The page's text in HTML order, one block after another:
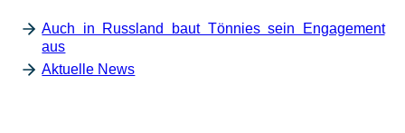
Auch in Russland baut Tönnies sein Engagement
aus
Aktuelle News